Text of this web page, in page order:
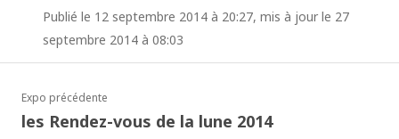
Publié le 12 septembre 2014 à 20:27, mis à jour le 27
septembre 2014 à 08:03
Expo précédente
les Rendez-vous de la lune 2014